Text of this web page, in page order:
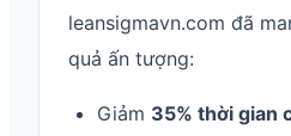
leansigmavn.com đã
quả ấn tượng:
Giảm 35% thời gian